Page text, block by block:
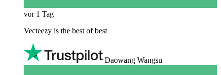
vor 1 Tag
Vecteezy is the best of best
Daowang Wangsu